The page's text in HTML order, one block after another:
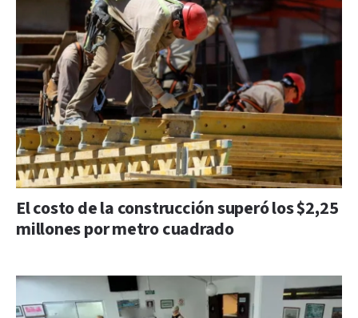
El costo de la construcción superó los $2,25
millones por metro cuadrado